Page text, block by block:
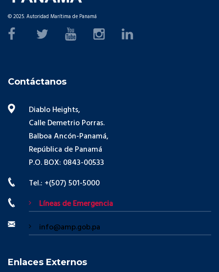
© 2025. Autoridad Marítima de Panamá
Contáctanos
Diablo Heights,
Calle Demetrio Porras.
Balboa Ancón-Panamá,
República de Panamá
P.O. BOX: 0843-00533
Tel.: +(507) 501-5000
Líneas de Emergencia
info@amp.gob.pa
Enlaces Externos